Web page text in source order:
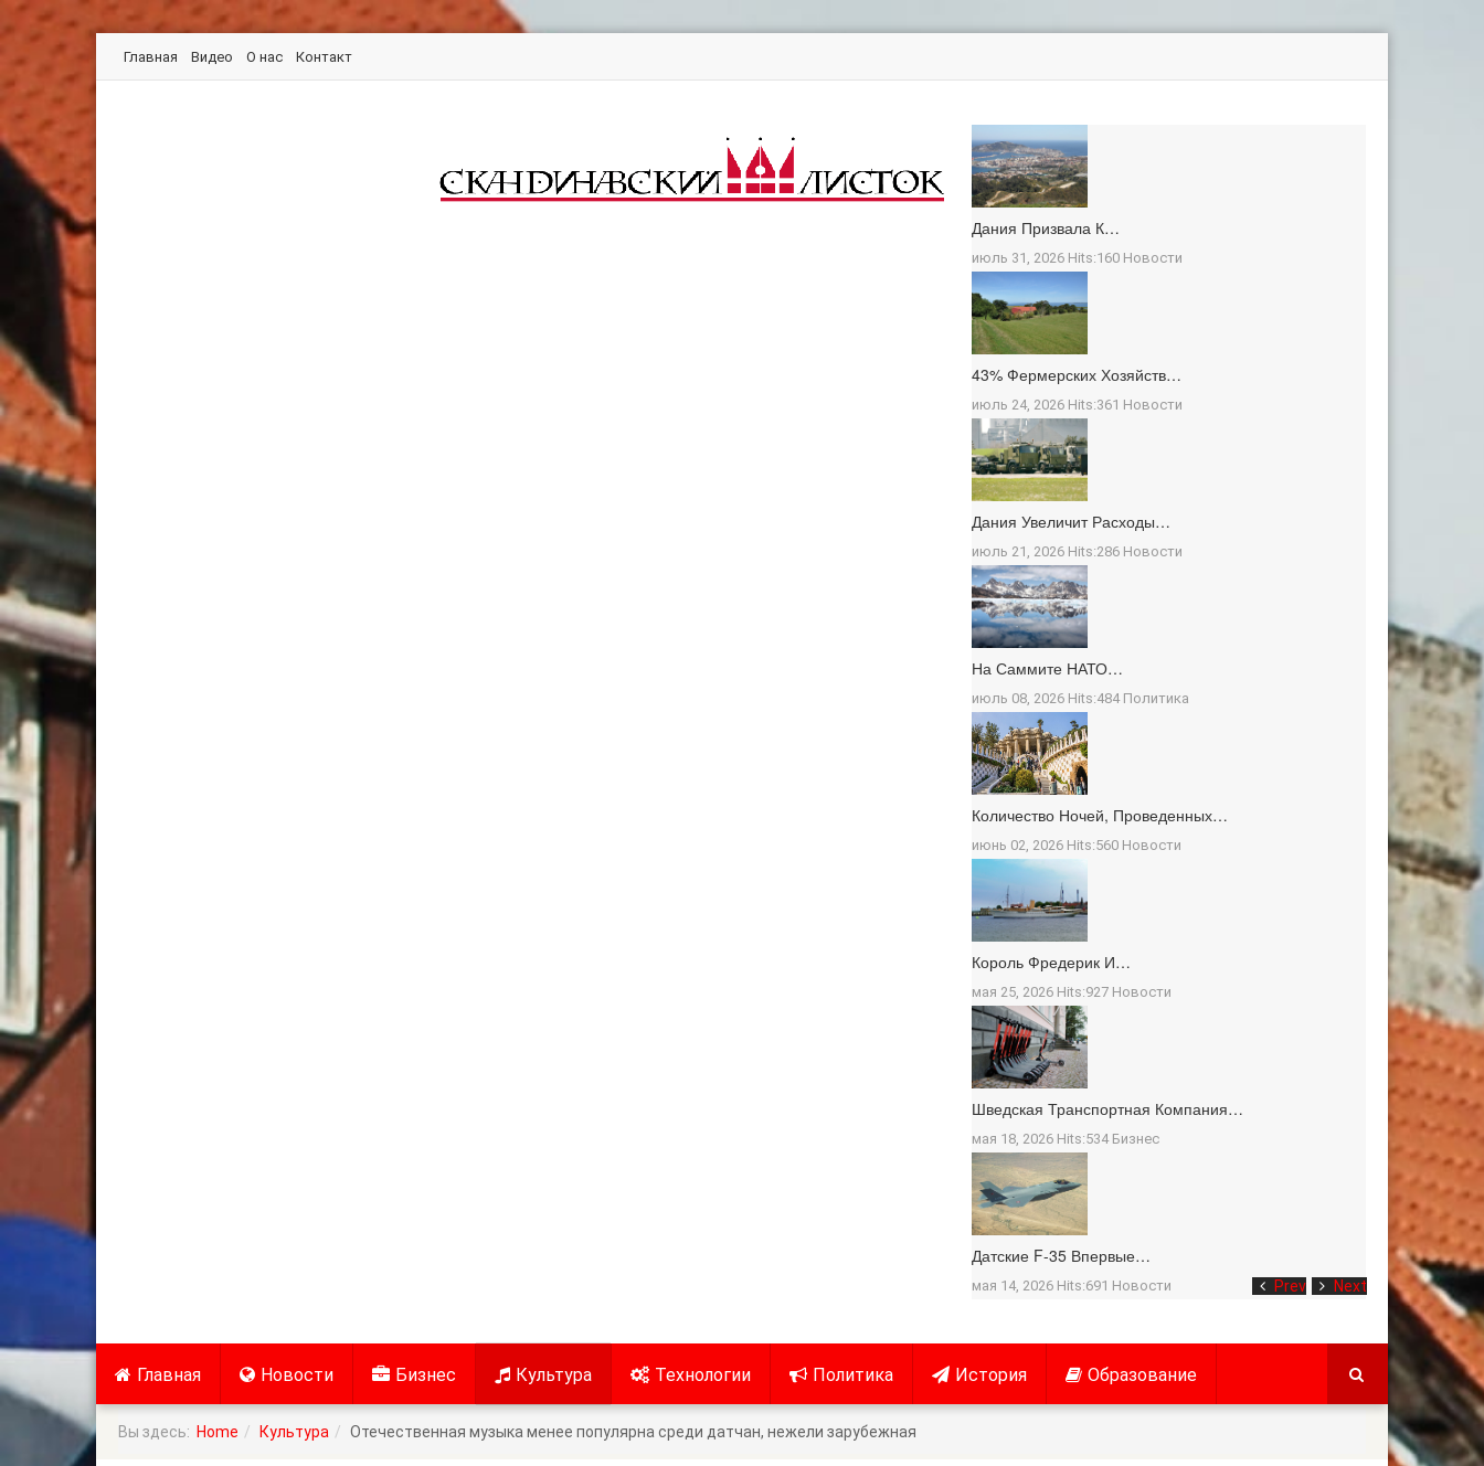
Главная Видео О нас Контакт
Prev Next
Дания Призвала К…
июль 31, 2026 Hits:160 Новости
43% Фермерских Хозяйств…
июль 24, 2026 Hits:361 Новости
Дания Увеличит Расходы…
июль 21, 2026 Hits:286 Новости
На Саммите НАТО…
июль 08, 2026 Hits:484 Политика
Количество Ночей, Проведенных…
июнь 02, 2026 Hits:560 Новости
Король Фредерик И…
мая 25, 2026 Hits:927 Новости
Шведская Транспортная Компания…
мая 18, 2026 Hits:534 Бизнес
Датские F-35 Впервые…
мая 14, 2026 Hits:691 Новости
Главная Новости Бизнес Культура Технологии Политика История Образование
Вы здесь: Home Культура Отечественная музыка менее популярна среди датчан, нежели зарубежная